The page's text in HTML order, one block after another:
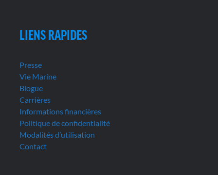
LIENS RAPIDES
Presse
Vie Marine
Blogue
Carrières
Informations financières
Politique de confidentialité
Modalités d’utilisation
Contact